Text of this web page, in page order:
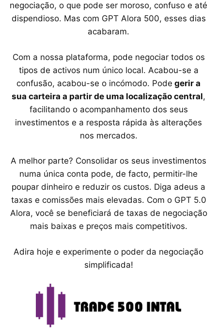
negociação, o que pode ser moroso, confuso e até
dispendioso. Mas com GPT Alora 500, esses dias
acabaram.
Com a nossa plataforma, pode negociar todos os
tipos de activos num único local. Acabou-se a
confusão, acabou-se o incómodo. Pode gerir a
sua carteira a partir de uma localização central,
facilitando o acompanhamento dos seus
investimentos e a resposta rápida às alterações
nos mercados.
A melhor parte? Consolidar os seus investimentos
numa única conta pode, de facto, permitir-lhe
poupar dinheiro e reduzir os custos. Diga adeus a
taxas e comissões mais elevadas. Com o GPT 5.0
Alora, você se beneficiará de taxas de negociação
mais baixas e preços mais competitivos.
Adira hoje e experimente o poder da negociação
simplificada!